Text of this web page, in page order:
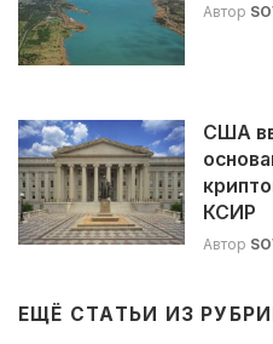
Автор
США
КСИР
Автор
ЕЩЁ СТАТЬИ ИЗ